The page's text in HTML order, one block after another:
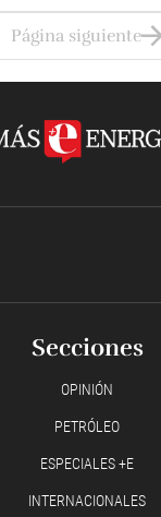
Página siguiente
Secciones
OPINIÓN
PETRÓLEO
ESPECIALES +E
INTERNACIONALES